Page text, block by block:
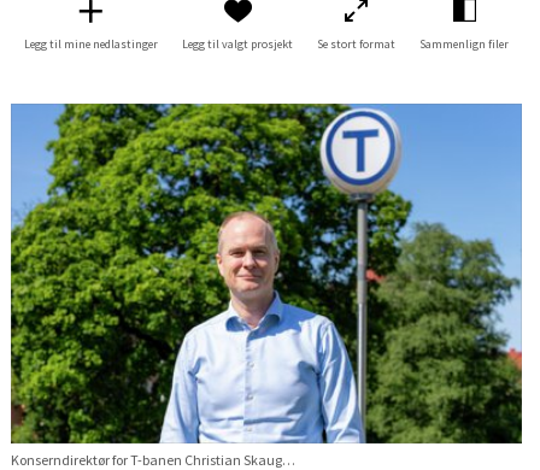
Legg til mine nedlastinger Legg til valgt prosjekt Se stort format Sammenlign filer
Konserndirektør for T-banen Christian Skaug med T-baneskilt